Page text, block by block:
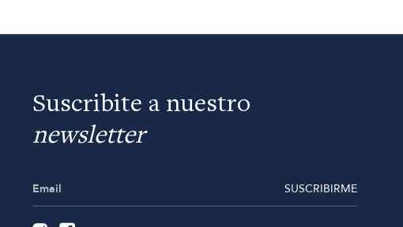
Suscribite a nuestro
newsletter
SUSCRIBIRME